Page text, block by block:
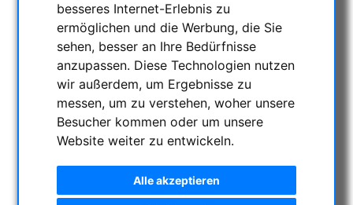
besseres Internet-Erlebnis zu
ermöglichen und die Werbung, die Sie
sehen, besser an Ihre Bedürfnisse
anzupassen. Diese Technologien nutzen
wir außerdem, um Ergebnisse zu
messen, um zu verstehen, woher unsere
Besucher kommen oder um unsere
Website weiter zu entwickeln.
Alle akzeptieren
KATEGORIEN
NACHTSICHTGERÄTE , WÄRMEKAMERAS &
ENTFERNUNGSMESSER
AKTUELLE ANGEBOTE
ASTROPROFESSIONAL TELESCOPES
SECONDHAND & LAGERBESTAND